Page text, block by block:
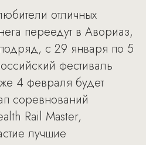
отличных
переедут в Авориаз,
с 29 января по 5
фестиваль
4 февраля будет
соревнований
Rail Master,
лучшие